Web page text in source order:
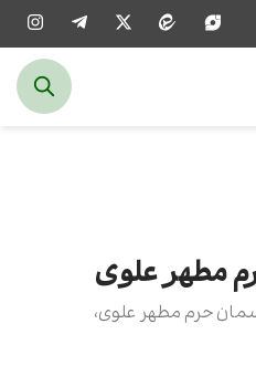
مطهر علوی
حرم مطهر علوی،